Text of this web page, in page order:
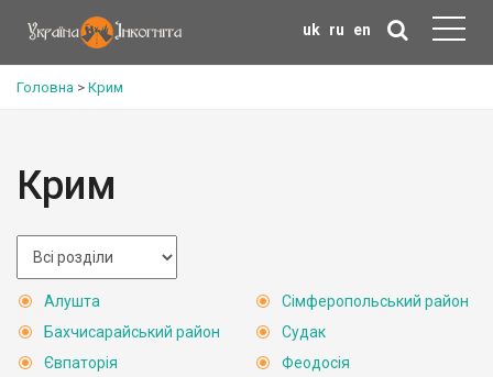
uk ru en
Головна > Крим
Крим
Алушта
Бахчисарайський район
Євпаторія
Сімферопольський район
Судак
Феодосія